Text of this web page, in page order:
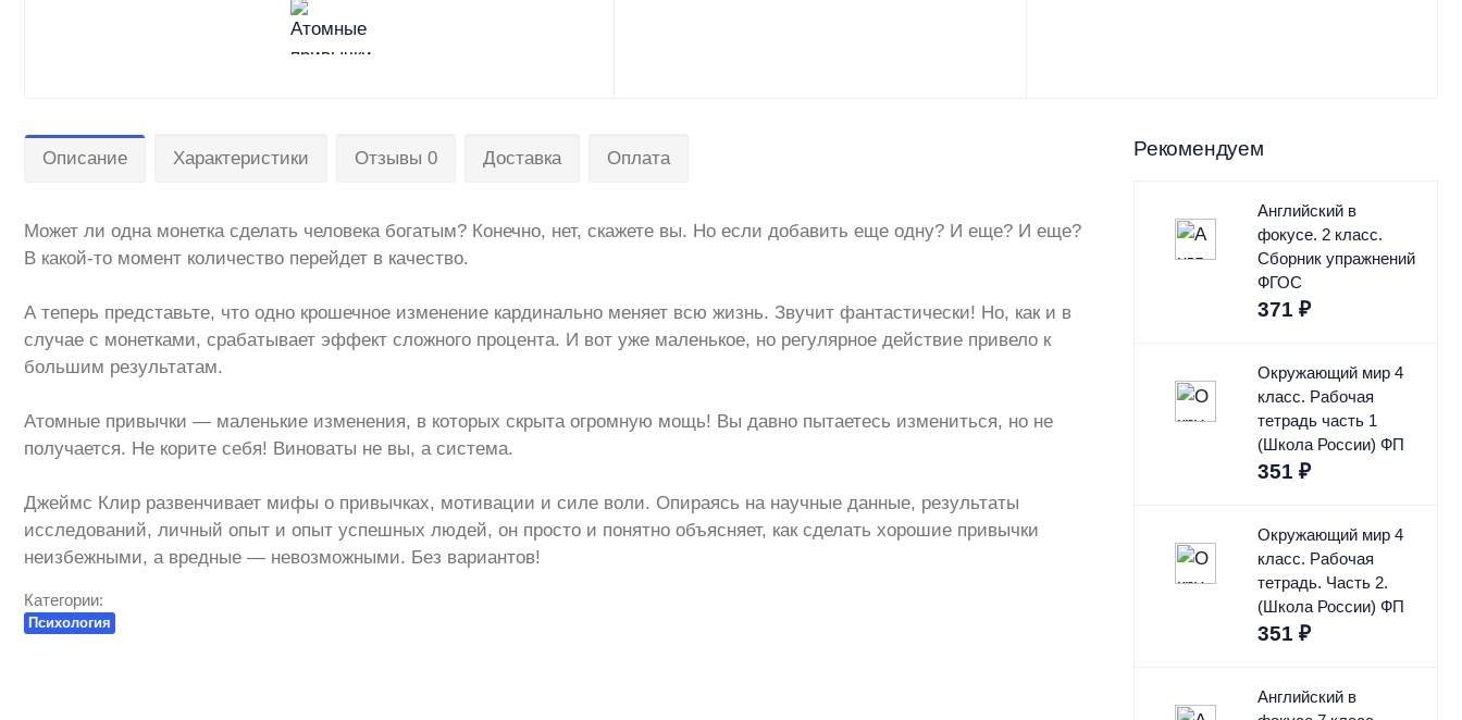
Описание Характеристики Отзывы 0 Доставка Оплата
Может ли одна монетка сделать человека богатым? Конечно, нет, скажете вы. Но если добавить еще одну? И еще? И еще?
В какой-то момент количество перейдет в качество.
А теперь представьте, что одно крошечное изменение кардинально меняет всю жизнь. Звучит фантастически! Но, как и в
случае с монетками, срабатывает эффект сложного процента. И вот уже маленькое, но регулярное действие привело к
большим результатам.
Атомные привычки — маленькие изменения, в которых скрыта огромную мощь! Вы давно пытаетесь измениться, но не
получается. Не корите себя! Виноваты не вы, а система.
Джеймс Клир развенчивает мифы о привычках, мотивации и силе воли. Опираясь на научные данные, результаты
исследований, личный опыт и опыт успешных людей, он просто и понятно объясняет, как сделать хорошие привычки
неизбежными, а вредные — невозможными. Без вариантов!
Категории:
Психология
Рекомендуем
Английский в
фокусе. 2 класс.
Сборник упражнений
ФГОС
371 ₽
Окружающий мир 4
класс. Рабочая
тетрадь часть 1
(Школа России) ФП
351 ₽
Окружающий мир 4
класс. Рабочая
тетрадь. Часть 2.
(Школа России) ФП
351 ₽
Английский в